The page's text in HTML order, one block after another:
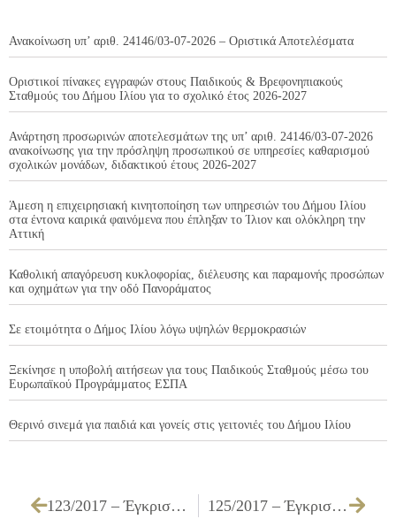
Ανακοίνωση υπ’ αριθ. 24146/03-07-2026 – Οριστικά Αποτελέσματα
Οριστικοί πίνακες εγγραφών στους Παιδικούς & Βρεφονηπιακούς
Σταθμούς του Δήμου Ιλίου για το σχολικό έτος 2026-2027
Ανάρτηση προσωρινών αποτελεσμάτων της υπ’ αριθ. 24146/03-07-2026
ανακοίνωσης για την πρόσληψη προσωπικού σε υπηρεσίες καθαρισμού
σχολικών μονάδων, διδακτικού έτους 2026-2027
Άμεση η επιχειρησιακή κινητοποίηση των υπηρεσιών του Δήμου Ιλίου
στα έντονα καιρικά φαινόμενα που έπληξαν το Ίλιον και ολόκληρη την
Αττική
Καθολική απαγόρευση κυκλοφορίας, διέλευσης και παραμονής προσώπων
και οχημάτων για την οδό Πανοράματος
Σε ετοιμότητα ο Δήμος Ιλίου λόγω υψηλών θερμοκρασιών
Ξεκίνησε η υποβολή αιτήσεων για τους Παιδικούς Σταθμούς μέσω του
Ευρωπαϊκού Προγράμματος ΕΣΠΑ
Θερινό σινεμά για παιδιά και γονείς στις γειτονιές του Δήμου Ιλίου
123/2017 – Έγκριση τεχνικών προδιαγραφών και τρόπου εκτέλεσης για την «Προμήθεια τροφίμων για τις ανάγκες των Διευθύνσεων Κοινωνικής Προστασίας και Υγείας και της Προσχολικής Αγωγής του Δήμου Ιλίου» 125/2017 – Έγκριση πρακτικού δικαιολογητικών κατακύρωσης της επιτροπής διαγωνισμού και κατακύρωση του διεθνούς ηλεκτρονικού διαγωνισμού για την «Προμήθεια τροφίμων για τις ανάγκες των Υπηρεσιών του Δήμου για το έτος 2017»